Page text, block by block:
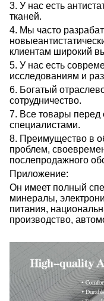
3. У нас есть
тканей.
4. Мы часто
новые
клиентам широкий
5. У нас есть
исследованиям и
6. Богатый
сотрудничество.
7. Все товары перед
специалистами.
8. Преимущество в
проблем,
послепродажного
Приложение:
Он имеет полный
минералы,
питания,
производство,